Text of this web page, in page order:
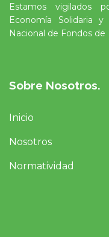
Estamos vigilados
Economía Solidaria
Nacional de Fondos de
Sobre Nosotros.
Inicio
Nosotros
Normatividad